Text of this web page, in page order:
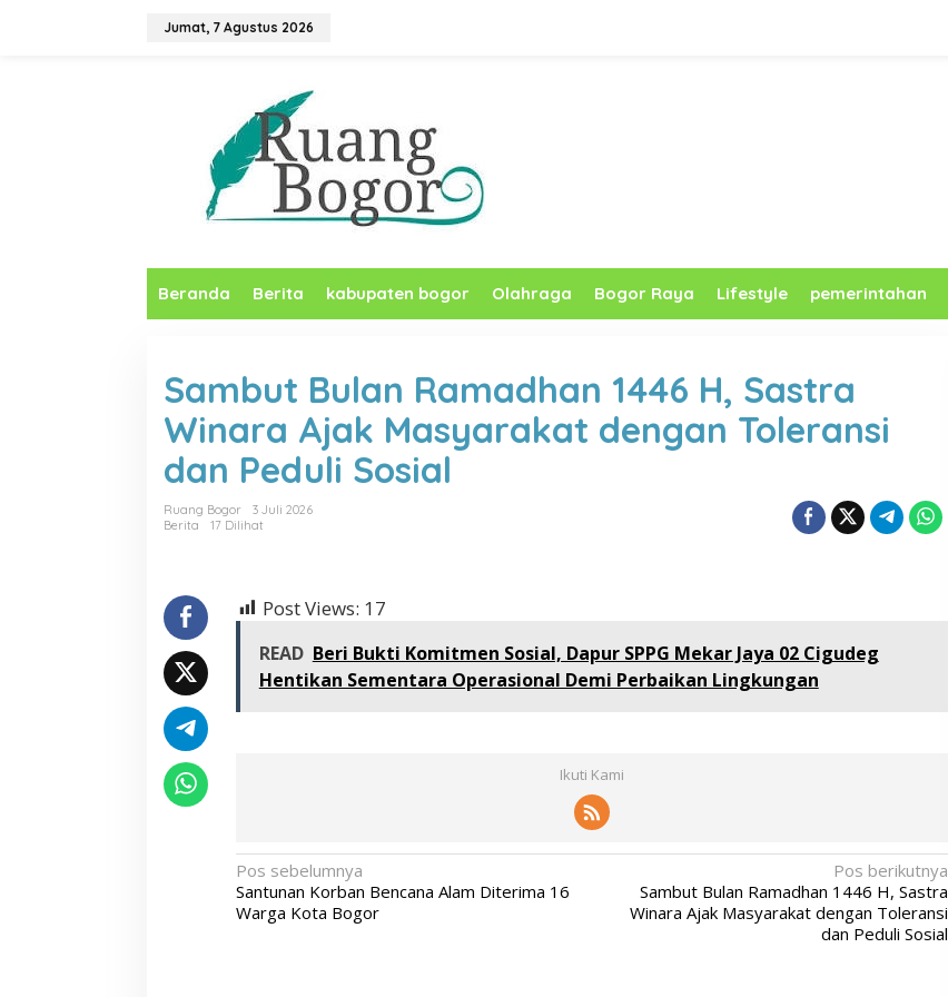
Jumat, 7 Agustus 2026
Beranda Berita kabupaten bogor Olahraga Bogor Raya Lifestyle pemerintahan
Sambut Bulan Ramadhan 1446 H, Sastra
Winara Ajak Masyarakat dengan Toleransi
dan Peduli Sosial
Ruang Bogor
3 Juli 2026
Berita
17 Dilihat
Post Views: 17
READ Beri Bukti Komitmen Sosial, Dapur SPPG Mekar Jaya 02 Cigudeg
Hentikan Sementara Operasional Demi Perbaikan Lingkungan
Ikuti Kami
N
a
Pos sebelumnya
Santunan Korban Bencana Alam Diterima 16
Warga Kota Bogor
Pos berikutnya
Sambut Bulan Ramadhan 1446 H, Sastra
Winara Ajak Masyarakat dengan Toleransi
dan Peduli Sosial